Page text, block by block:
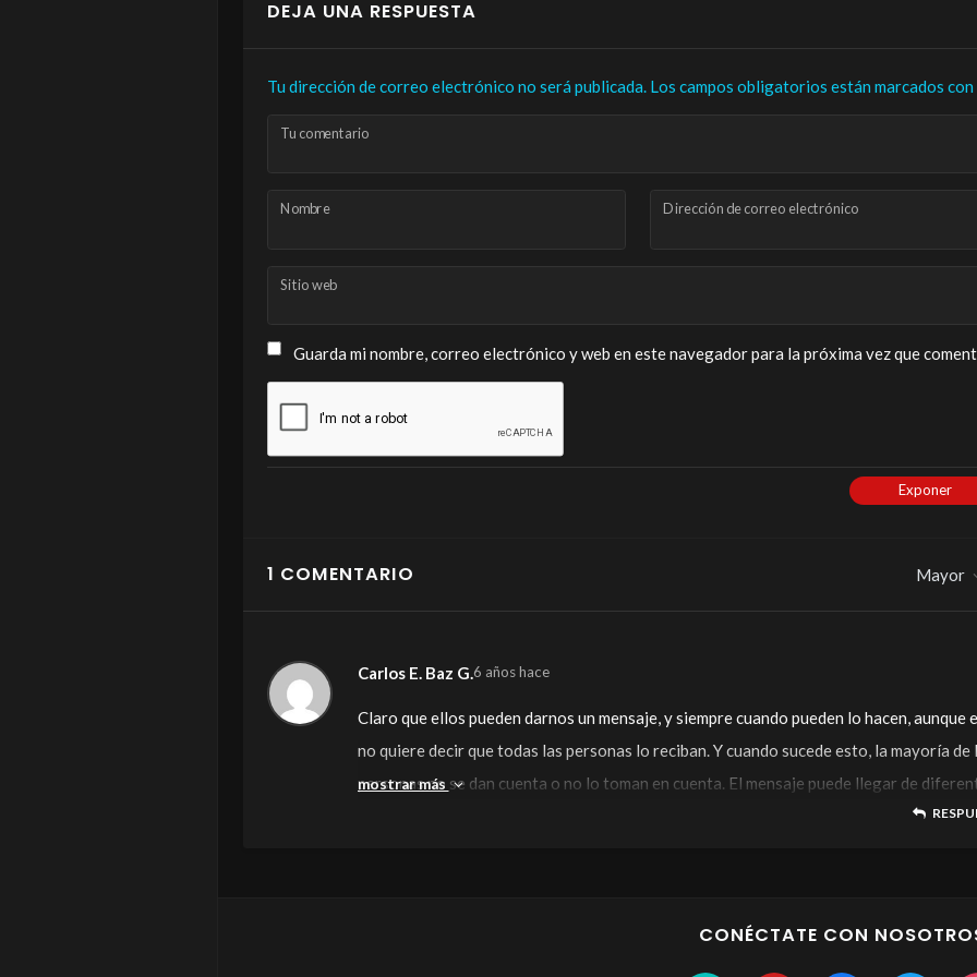
DEJA UNA RESPUESTA
Tu dirección de correo electrónico no será publicada. Los campos obligatorios están marcados con
Tu comentario
Nombre Dirección de correo electrónico
Sitio web
Guarda mi nombre, correo electrónico y web en este navegador para la próxima vez que
Exponer
1 COMENTARIO Mayor
Carlos E. Baz G.6 años hace
Claro que ellos pueden darnos un mensaje, y siempre cuando pueden lo hacen, aunque
no quiere decir que todas las personas lo reciban. Y cuando sucede esto, la mayoría de
personas no se dan cuenta o no lo toman en cuenta. El mensaje puede llegar de
maneras, no solamente que te hablen o que se muestren ante ti. Eso es muy difícil para
mostrar más
CONÉCTATE CON